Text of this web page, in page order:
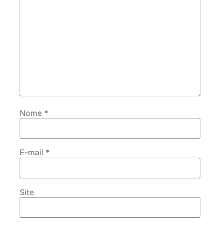
Nome *
E-mail *
Site